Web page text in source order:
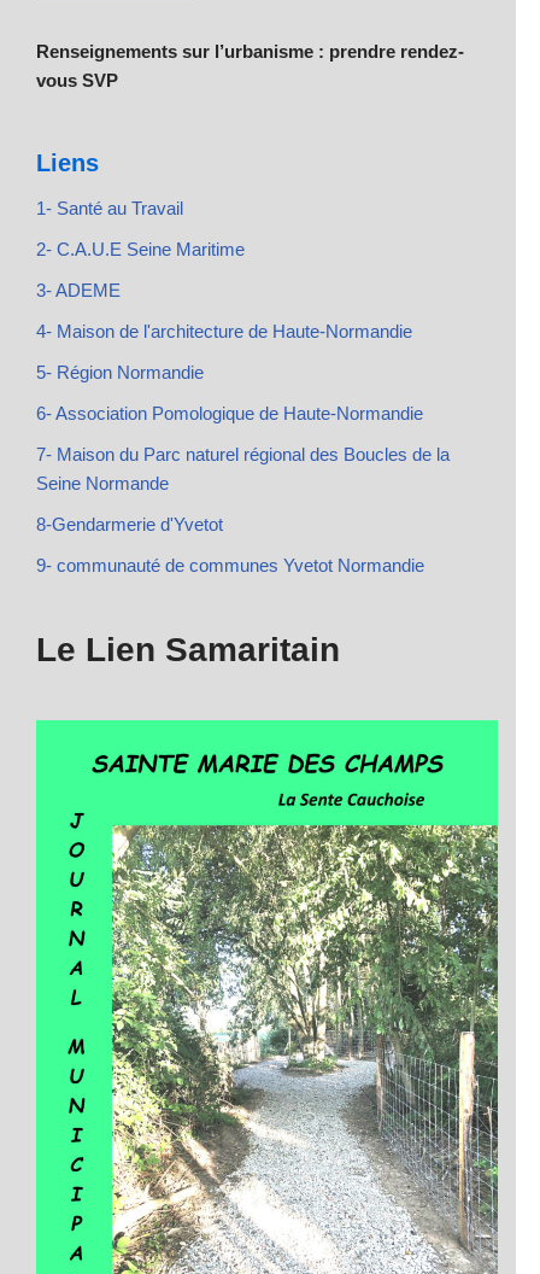
Renseignements sur l’urbanisme : prendre rendez-
vous SVP
Liens
1- Santé au Travail
2- C.A.U.E Seine Maritime
3- ADEME
4- Maison de l'architecture de Haute-Normandie
5- Région Normandie
6- Association Pomologique de Haute-Normandie
7- Maison du Parc naturel régional des Boucles de la
Seine Normande
8-Gendarmerie d'Yvetot
9- communauté de communes Yvetot Normandie
Le Lien Samaritain